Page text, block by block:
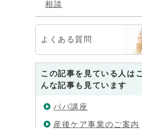
相談
よくある質問
この記事を見ている人はこ
んな記事も見ています
パパ講座
産後ケア事業のご案内